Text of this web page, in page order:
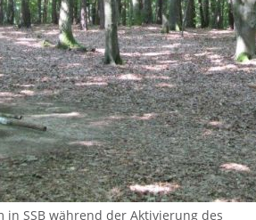
in SSB während der Aktivierung des